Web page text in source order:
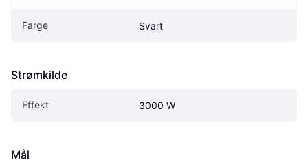
Farge Svart
Strømkilde
Effekt 3000 W
Mål